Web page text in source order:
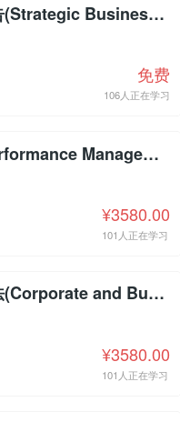
战略商业报告(Strategic Business Reporting)试听
免费
106人正在学习
业绩管理(Performance Management)
¥3580.00
101人正在学习
公司法与商法(Corporate and Business Law)
¥3580.00
101人正在学习